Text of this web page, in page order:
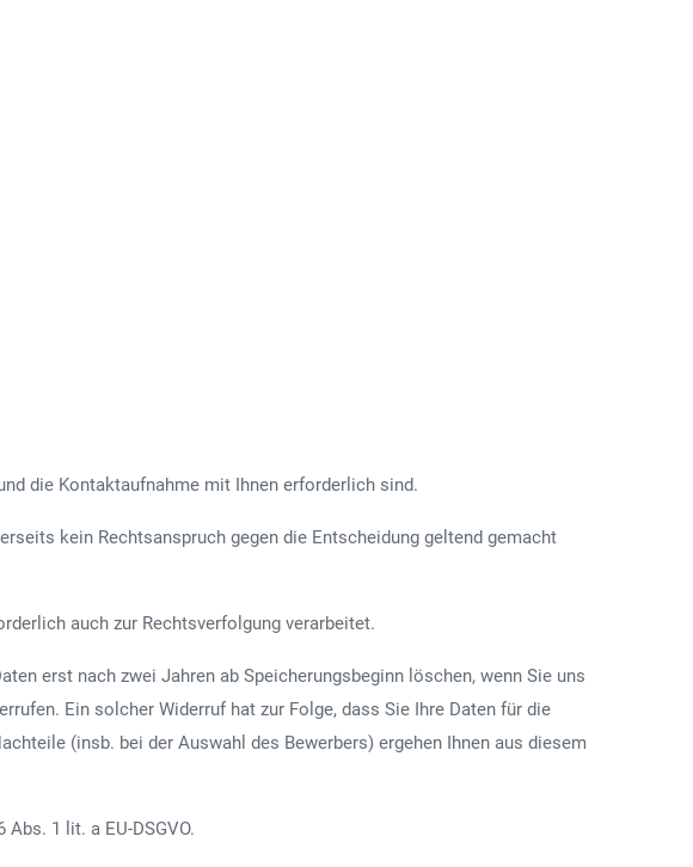
die Kontaktaufnahme mit Ihnen erforderlich sind.
kein Rechtsanspruch gegen die Entscheidung geltend gemacht
auch zur Rechtsverfolgung verarbeitet.
erst nach zwei Jahren ab Speicherungsbeginn löschen, wenn Sie uns
Ein solcher Widerruf hat zur Folge, dass Sie Ihre Daten für die
(insb. bei der Auswahl des Bewerbers) ergehen Ihnen aus diesem
1 lit. a EU-DSGVO.